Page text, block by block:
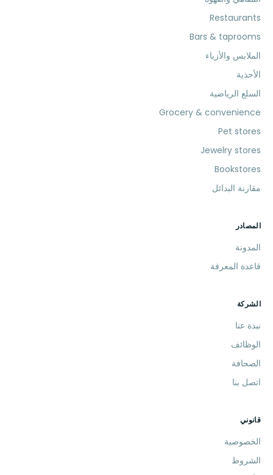
Restaurants
Bars & taprooms
الملابس والأزياء
الأحذية
السلع الرياضية
Grocery & convenience
Pet stores
Jewelry stores
Bookstores
مقارنة البدائل
المصادر
المدونة
قاعدة المعرفة
الشركة
نبذة عنا
الوظائف
الصحافة
اتصل بنا
قانوني
الخصوصية
الشروط